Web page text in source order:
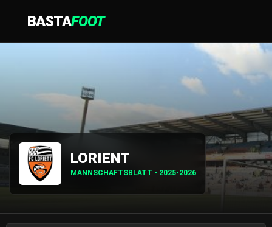
BASTAFOOT
LORIENT
MANNSCHAFTSBLATT - 2025-2026